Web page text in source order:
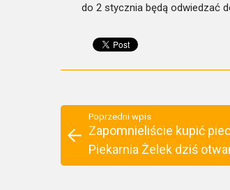
do 2 stycznia będą odwiedzać
Poprzedni wpis
Zapomnieliście kupić
Piekarnia Żelek dziś